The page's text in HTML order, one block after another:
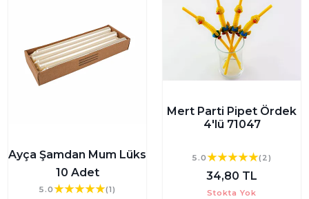
Ayça Şamdan Mum Lüks
10 Adet
5.0 (1)
Mert Parti Pipet Ördek
4'lü 71047
5.0 (2)
34,80 TL
Stokta Yok